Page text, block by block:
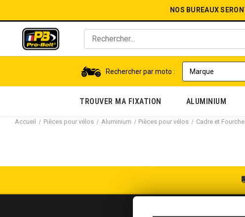
NOS BUREAUX
Rechercher par moto :
TROUVER MA FIXATION ALUMINIUM
Accueil Pièces pour vélos Aluminium Pièces pour vélos Cadre et